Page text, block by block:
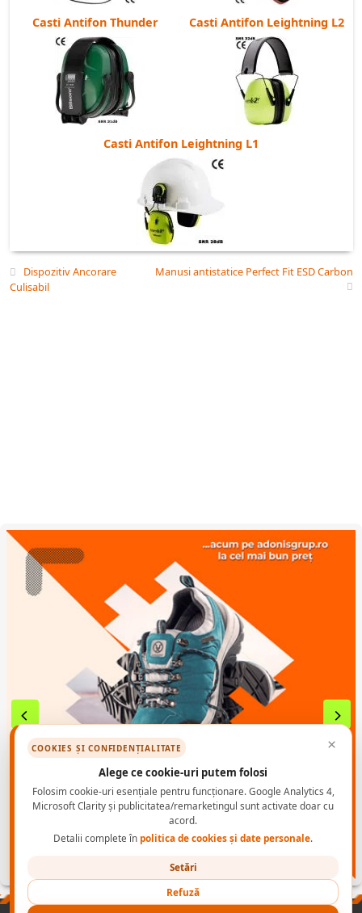
Casti Antifon Thunder Casti Antifon Leightning L2
Casti Antifon Leightning L1
Dispozitiv Ancorare
Culisabil
Manusi antistatice Perfect Fit ESD Carbon
COOKIES ȘI CONFIDENȚIALITATE ×
Alege ce cookie-uri putem folosi
Folosim cookie-uri esențiale pentru funcționare. Google Analytics 4,
Microsoft Clarity și publicitatea/remarketingul sunt activate doar cu
acord.
Detalii complete în politica de cookies și date personale.
Setări
Refuză